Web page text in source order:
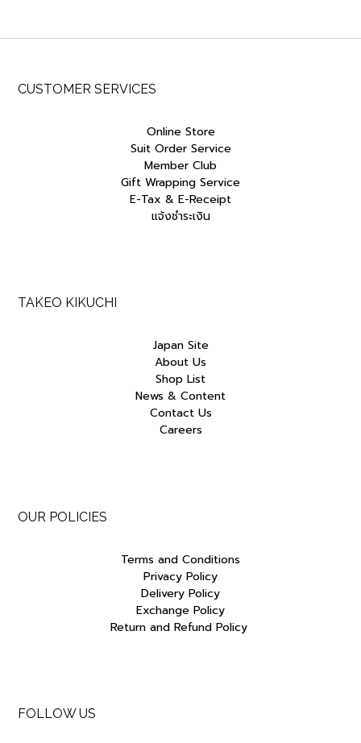
CUSTOMER SERVICES
Online Store
Suit Order Service
Member Club
Gift Wrapping Service
E-Tax & E-Receipt
แจ้งชำระเงิน
TAKEO KIKUCHI
Japan Site
About Us
Shop List
News & Content
Contact Us
Careers
OUR POLICIES
Terms and Conditions
Privacy Policy
Delivery Policy
Exchange Policy
Return and Refund Policy
FOLLOW US